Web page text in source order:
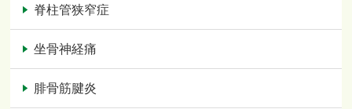
脊柱管狭窄症
坐骨神経痛
腓骨筋腱炎